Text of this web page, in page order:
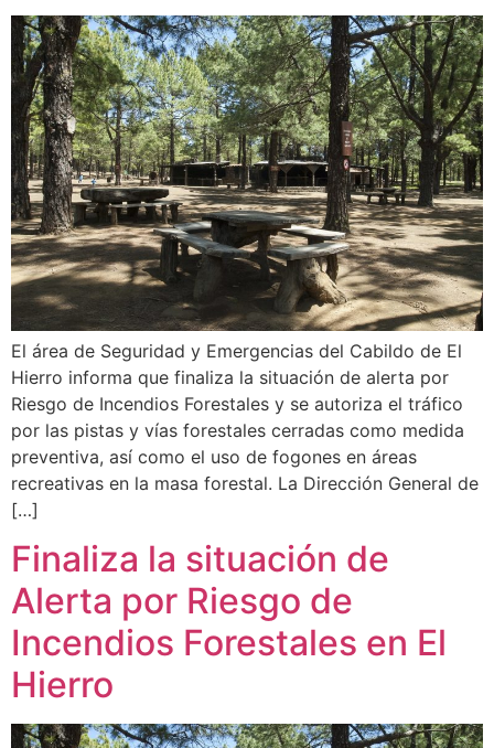
El área de Seguridad y Emergencias del Cabildo de El
Hierro informa que finaliza la situación de alerta por
Riesgo de Incendios Forestales y se autoriza el tráfico
por las pistas y vías forestales cerradas como medida
preventiva, así como el uso de fogones en áreas
recreativas en la masa forestal. La Dirección General de
[…]
Finaliza la situación de
Alerta por Riesgo de
Incendios Forestales en El
Hierro